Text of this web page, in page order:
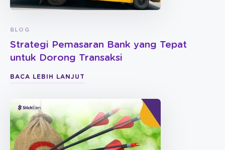
BLOG
Strategi Pemasaran Bank yang Tepat
untuk Dorong Transaksi
BACA LEBIH LANJUT